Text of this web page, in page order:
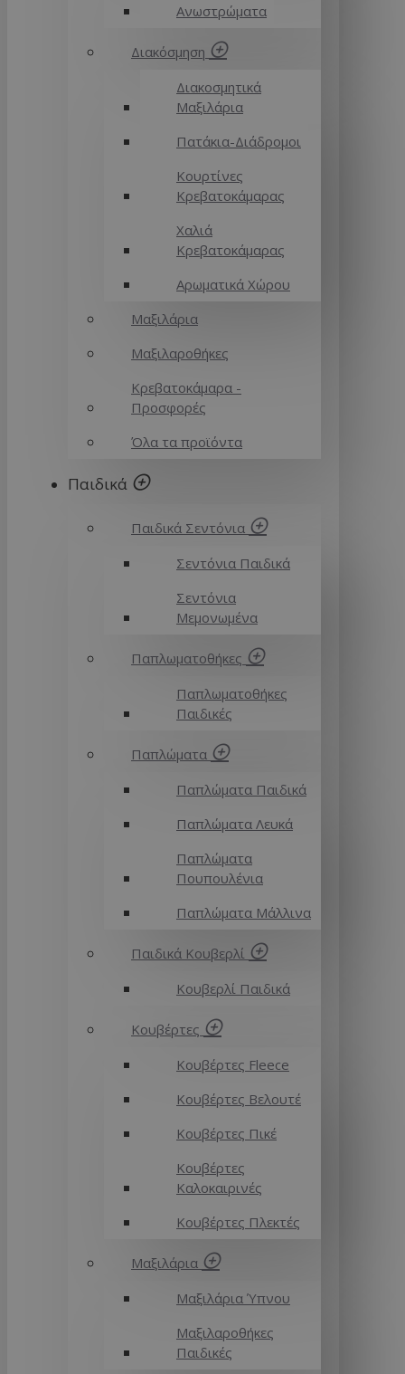
Ανωστρώματα
Διακόσμηση
Διακοσμητικά
Μαξιλάρια
Πατάκια-Διάδρομοι
Κουρτίνες
Κρεβατοκάμαρας
Χαλιά
Κρεβατοκάμαρας
Αρωματικά Χώρου
Μαξιλάρια
Μαξιλαροθήκες
Κρεβατοκάμαρα -
Προσφορές
Όλα τα προϊόντα
Παιδικά
Παιδικά Σεντόνια
Σεντόνια Παιδικά
Σεντόνια
Μεμονωμένα
Παπλωματοθήκες
Παπλωματοθήκες
Παιδικές
Παπλώματα
Παπλώματα Παιδικά
Παπλώματα Λευκά
Παπλώματα
Πουπουλένια
Παπλώματα Μάλλινα
Παιδικά Κουβερλί
Κουβερλί Παιδικά
Κουβέρτες
Κουβέρτες Fleece
Κουβέρτες Βελουτέ
Κουβέρτες Πικέ
Κουβέρτες
Καλοκαιρινές
Κουβέρτες Πλεκτές
Μαξιλάρια
Μαξιλάρια Ύπνου
Μαξιλαροθήκες
Παιδικές